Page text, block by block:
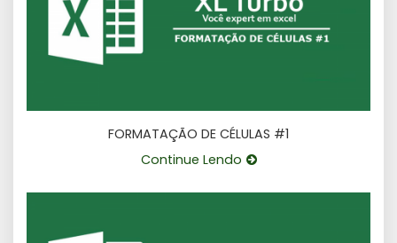
FORMATAÇÃO DE CÉLULAS #1
Continue Lendo